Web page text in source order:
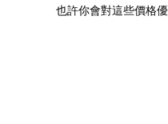
也許你會對這些價格